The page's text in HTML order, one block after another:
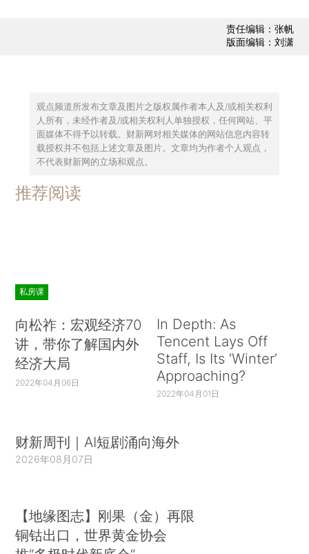
责任编辑：张帆
版面编辑：刘潇
观点频道所发布文章及图片之版权属作者本人及/或相关权利
人所有，未经作者及/或相关权利人单独授权，任何网站、平
面媒体不得予以转载。财新网对相关媒体的网站信息内容转
载授权并不包括上述文章及图片。文章均为作者个人观点，
不代表财新网的立场和观点。
推荐阅读
私房课
向松祚：宏观经济70
讲，带你了解国内外
经济大局
2022年04月06日
In Depth: As
Tencent Lays Off
Staff, Is Its ‘Winter’
Approaching?
2022年04月01日
财新周刊｜AI短剧涌向海外
2026年08月07日
【地缘图志】刚果（金）再限
铜钴出口，世界黄金协会